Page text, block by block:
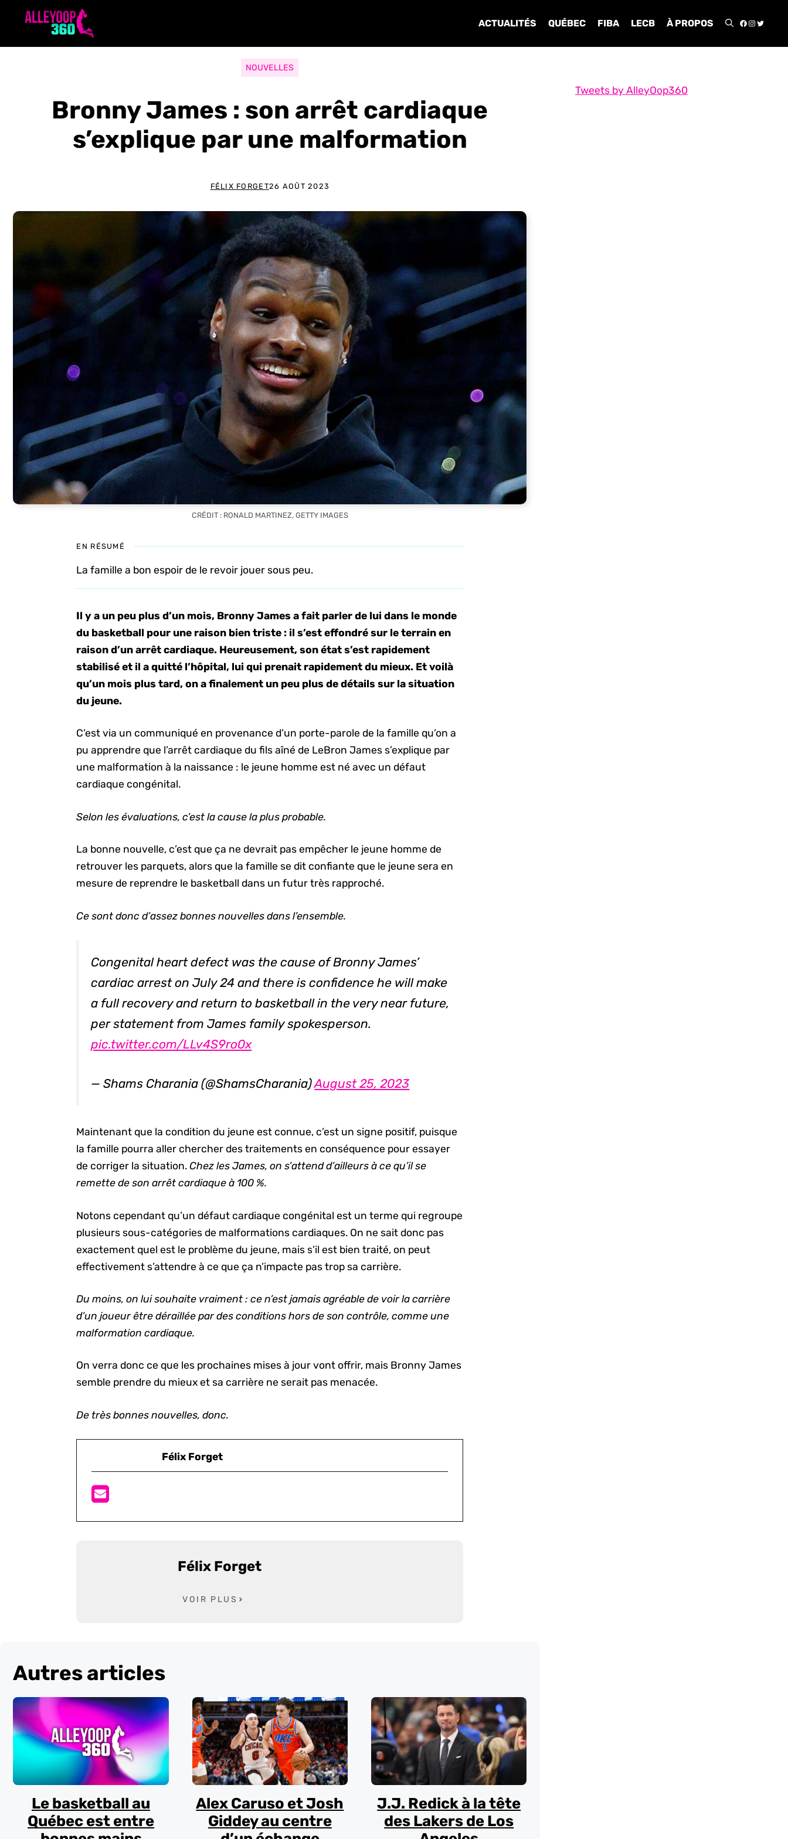
ACTUALITÉS QUÉBEC FIBA LECB À PROPOS
NOUVELLES
Bronny James : son arrêt cardiaque
s’explique par une malformation
FÉLIX FORGET26 AOÛT 2023
CRÉDIT : RONALD MARTINEZ, GETTY IMAGES
EN RÉSUMÉ
La famille a bon espoir de le revoir jouer sous peu.
Il y a un peu plus d’un mois, Bronny James a fait parler de lui dans le monde
du basketball pour une raison bien triste : il s’est effondré sur le terrain en
raison d’un arrêt cardiaque. Heureusement, son état s’est rapidement
stabilisé et il a quitté l’hôpital, lui qui prenait rapidement du mieux. Et voilà
qu’un mois plus tard, on a finalement un peu plus de détails sur la situation
du jeune.
C’est via un communiqué en provenance d’un porte-parole de la famille qu’on a
pu apprendre que l’arrêt cardiaque du fils aîné de LeBron James s’explique par
une malformation à la naissance : le jeune homme est né avec un défaut
cardiaque congénital.
Selon les évaluations, c’est la cause la plus probable.
La bonne nouvelle, c’est que ça ne devrait pas empêcher le jeune homme de
retrouver les parquets, alors que la famille se dit confiante que le jeune sera en
mesure de reprendre le basketball dans un futur très rapproché.
Ce sont donc d’assez bonnes nouvelles dans l’ensemble.
Congenital heart defect was the cause of Bronny James’
cardiac arrest on July 24 and there is confidence he will make
a full recovery and return to basketball in the very near future,
per statement from James family spokesperson.
pic.twitter.com/LLv4S9ro0x
— Shams Charania (@ShamsCharania)August 25, 2023
Maintenant que la condition du jeune est connue, c’est un signe positif, puisque
la famille pourra aller chercher des traitements en conséquence pour essayer
de corriger la situation.Chez les James, on s’attend d’ailleurs à ce qu’il se
remette de son arrêt cardiaque à 100 %.
Notons cependant qu’un défaut cardiaque congénital est un terme qui regroupe
plusieurs sous-catégories de malformations cardiaques. On ne sait donc pas
exactement quel est le problème du jeune, mais s’il est bien traité, on peut
effectivement s’attendre à ce que ça n’impacte pas trop sa carrière.
Du moins, on lui souhaite vraiment : ce n’est jamais agréable de voir la carrière
d’un joueur être déraillée par des conditions hors de son contrôle, comme une
malformation cardiaque.
On verra donc ce que les prochaines mises à jour vont offrir, mais Bronny James
semble prendre du mieux et sa carrière ne serait pas menacée.
De très bonnes nouvelles, donc.
Félix Forget
Félix Forget
VOIR PLUS
Autres articles
Le basketball au
Québec est entre
Alex Caruso et Josh
Giddey au centre
J.J. Redick à la tête
des Lakers de Los
Tweets by AlleyOop360